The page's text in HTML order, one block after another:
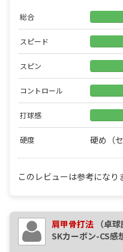
総合
スピード
スピン
コントロール
打球感
硬度 硬め（
このレビューは参考になり
肩甲骨打法 （卓
SKカーボン-CS感